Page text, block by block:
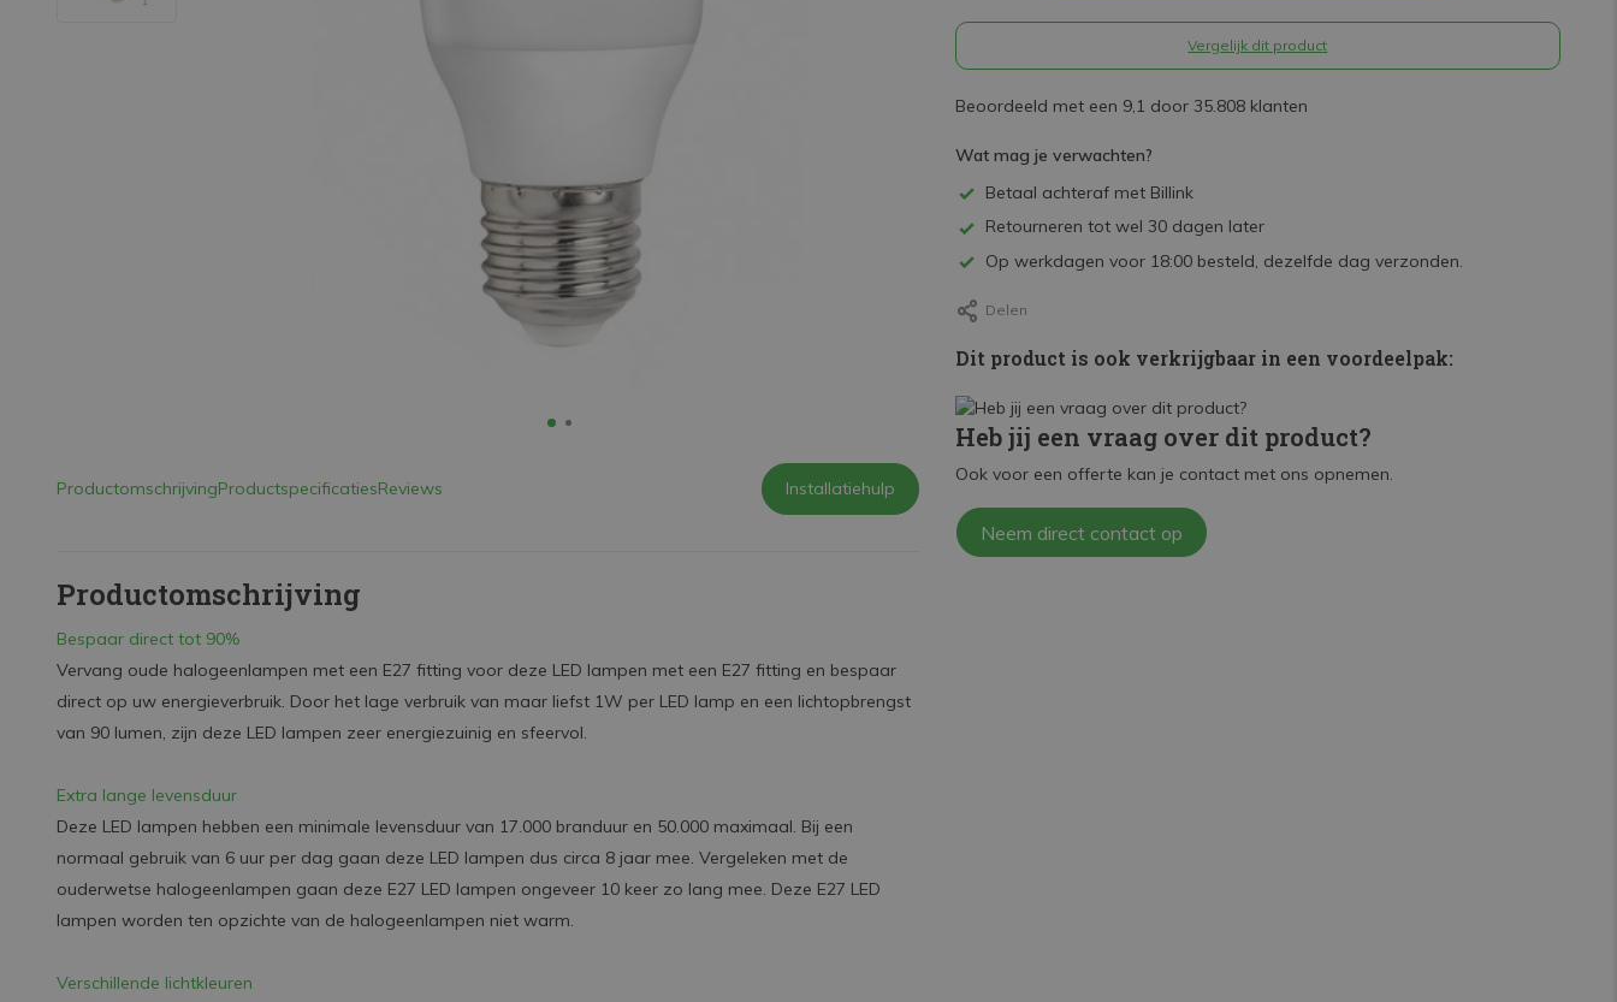
LED Noodverlichting
ProductomschrijvingProductspecificatiesReviews Installatiehulp
Productomschrijving
Bespaar direct tot 90%
Vervang oude halogeenlampen met een E27 fitting voor deze LED lampen met een E27 fitting en bespaar
direct op uw energieverbruik. Door het lage verbruik van maar liefst 1W per LED lamp en een lichtopbrengst
van 90 lumen, zijn deze LED lampen zeer energiezuinig en sfeervol.
Extra lange levensduur
Deze LED lampen hebben een minimale levensduur van 17.000 branduur en 50.000 maximaal. Bij een
normaal gebruik van 6 uur per dag gaan deze LED lampen dus circa 8 jaar mee. Vergeleken met de
ouderwetse halogeenlampen gaan deze E27 LED lampen ongeveer 10 keer zo lang mee. Deze E27 LED
lampen worden ten opzichte van de halogeenlampen niet warm.
Verschillende lichtkleuren
Vergelijk dit product
Beoordeeld met een 9,1 door 35.808 klanten
Wat mag je verwachten?
Betaal achteraf met Billink
Retourneren tot wel 30 dagen later
Op werkdagen voor 18:00 besteld, dezelfde dag verzonden.
Delen
Dit product is ook verkrijgbaar in een voordeelpak:
Heb jij een vraag over dit product?
Ook voor een offerte kan je contact met ons opnemen.
Neem direct contact op